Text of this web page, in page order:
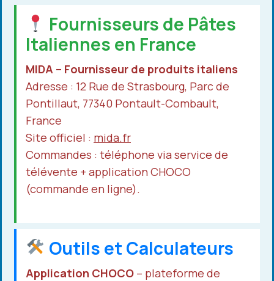
Fournisseurs de Pâtes
Italiennes en France
MIDA – Fournisseur de produits italiens
Adresse : 12 Rue de Strasbourg, Parc de
Pontillaut, 77340 Pontault-Combault,
France
Site officiel : mida.fr
Commandes : téléphone via service de
télévente + application CHOCO
(commande en ligne).
Outils et Calculateurs
Application CHOCO – plateforme de